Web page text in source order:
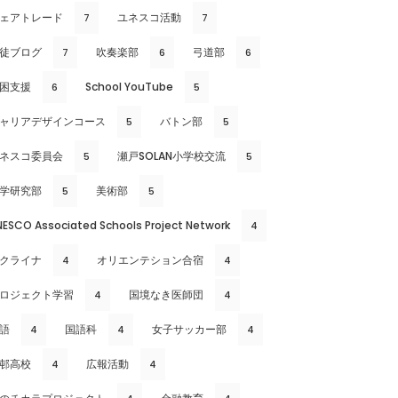
アトレード 7 ユネスコ活動 7
ブログ 7 吹奏楽部 6 弓道部 6
支援 6 School YouTube 5
リアデザインコース 5 バトン部 5
スコ委員会 5 瀬戸SOLAN小学校交流 5
研究部 5 美術部 5
Associated Schools Project Network 4
ライナ 4 オリエンテション合宿 4
ジェクト学習 4 国境なき医師団 4
4 国語科 4 女子サッカー部 4
高校 4 広報活動 4